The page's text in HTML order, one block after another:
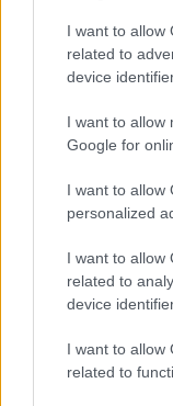
I want to allow
related to
device
I want to allow
Google for
I want to allow
personalized
I want to allow
related to
device
I want to allow
related to
επιτρέπει
στόλου, τη
ορθολογική
γεωγραφική
βελτίωση της
Να σημειωθεί
συνεργάζεται
από 15.000
όπως
σύμφωνα με